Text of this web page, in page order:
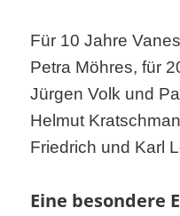
Für 10 Jahre
Petra Möhres, für
Jürgen Volk und
Helmut
Friedrich und Karl
Eine besondere